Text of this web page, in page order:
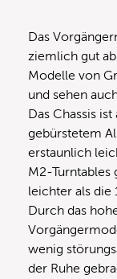
Das
ziemlich gut
Modelle von
und sehen
Das Chassis
gebürstetem
erstaunlich
M2-
leichter als die
Durch das
wenig
der Ruhe